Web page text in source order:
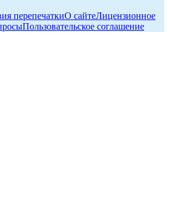
перепечаткиО сайтеЛицензионное
Пользовательское соглашение